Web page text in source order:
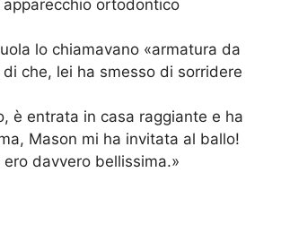
ortodontico
lo chiamavano «armatura da
che, lei ha smesso di sorridere
è entrata in casa raggiante e ha
Mason mi ha invitata al ballo!
davvero bellissima.»